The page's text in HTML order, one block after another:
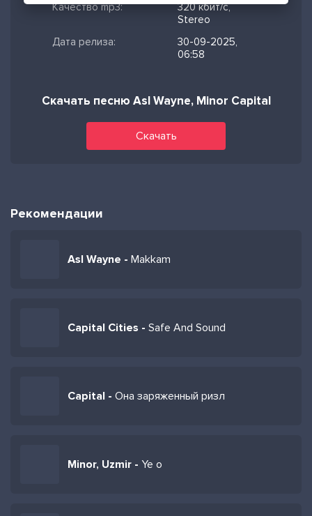
Качество mp3:
320 кбит/с,
Stereo
Дата релиза:
30-09-2025,
06:58
Скачать песню Asl Wayne, Minor Capital
Скачать
Рекомендации
Asl Wayne - Makkam
Capital Cities - Safe And Sound
Capital - Она заряженный ризл
Minor, Uzmir - Ye o